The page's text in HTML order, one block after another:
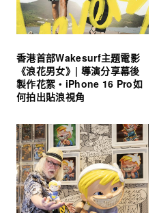
香港首部Wakesurf主題電影
《浪花男女》| 導演分享幕後
製作花絮・iPhone 16 Pro如
何拍出貼浪視角